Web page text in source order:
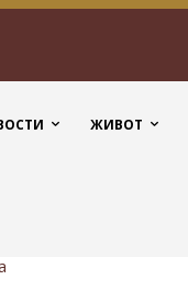
ЖИВОТ